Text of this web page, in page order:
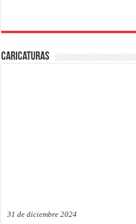
Caricaturas
31 de diciembre 2024